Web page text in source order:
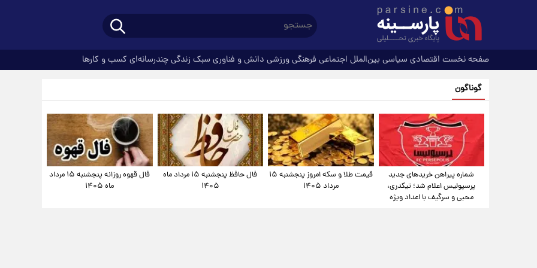
صفحه نخست اقتصادی سیاسی بین‌الملل اجتماعی فرهنگیورزشی دانش و فناوری سبک زندگیچندرسانه‌ای کسب و کارها
گوناگون
شماره پیراهن خریدهای جدید
پرسپولیس اعلام شد؛ تیکدری،
محبی و سرگیف با اعداد ویژه
قیمت طلا و سکه امروز پنجشنبه ۱۵
مرداد ۱۴۰۵
فال حافظ پنجشنبه ۱۵ مرداد ماه
۱۴۰۵
فال قهوه روزانه پنجشنبه ۱۵ مرداد
ماه ۱۴۰۵